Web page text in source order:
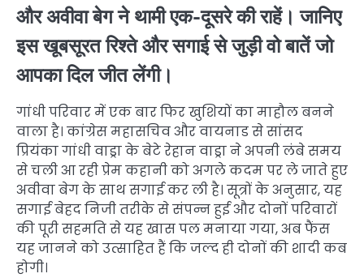
और अवीवा बेग ने थामी एक-दूसरे की राहें। जानिए
इस खूबसूरत रिश्ते और सगाई से जुड़ी वो बातें जो
आपका दिल जीत लेंगी।
गांधी परिवार में एक बार फिर खुशियों का माहौल बनने
वाला है। कांग्रेस महासचिव और वायनाड से सांसद
प्रियंका गांधी वाड्रा के बेटे रेहान वाड्रा ने अपनी लंबे समय
से चली आ रही प्रेम कहानी को अगले कदम पर ले जाते हुए
अवीवा बेग के साथ सगाई कर ली है। सूत्रों के अनुसार, यह
सगाई बेहद निजी तरीके से संपन्न हुई और दोनों परिवारों
की पूरी सहमति से यह खास पल मनाया गया, अब फैंस
यह जानने को उत्साहित हैं कि जल्द ही दोनों की शादी कब
होगी।